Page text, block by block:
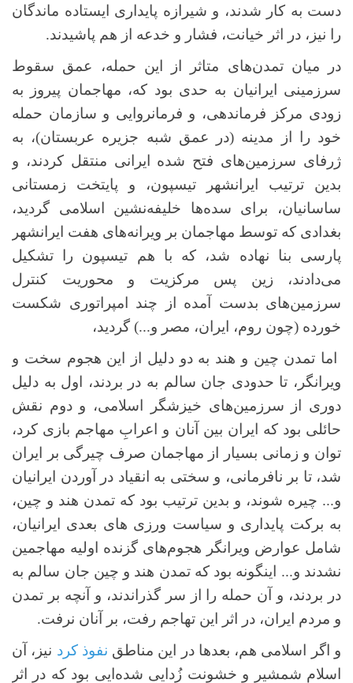
دست به کار شدند، و شیرازه پایداری ایستاده ماندگان
را نیز، در اثر خیانت، فشار و خدعه از هم پاشیدند.
در میان تمدن‌های متاثر از این حمله، عمق سقوط
سرزمینی ایرانیان به حدی بود که، مهاجمان پیروز به
زودی مرکز فرماندهی، و فرمانروایی و سازمان حمله
خود را از مدینه (در عمق شبه جزیره عربستان)، به
ژرفای سرزمین‌های فتح شده ایرانی منتقل کردند، و
بدین ترتیب ایرانشهر تیسپون، و پایتخت زمستانی
ساسانیان، برای سده‌ها خلیفه‌نشین اسلامی گردید،
بغدادی که توسط مهاجمان بر ویرانه‌های هفت ایرانشهر
پارسی بنا نهاده شد، که با هم تیسپون را تشکیل
می‌دادند، زین پس مرکزیت و محوریت کنترل
سرزمین‌های بدست آمده از چند امپراتوری شکست
خورده (چون روم، ایران، مصر و...) گردید،
اما تمدن چین و هند به دو دلیل از این هجوم سخت و
ویرانگر، تا حدودی جان سالم به در بردند، اول به دلیل
دوری از سرزمین‌های خیزشگر اسلامی، و دوم نقش
حائلی بود که ایران بین آنان و اعرابِ مهاجم بازی کرد،
توان و زمانی بسیار از مهاجمان صرف چیرگی بر ایران
شد، تا بر نافرمانی، و سختی به انقیاد در آوردن ایرانیان
و... چیره شوند، و بدین ترتیب بود که تمدن هند و چین،
به برکت پایداری و سیاست ورزی های بعدی ایرانیان،
شامل عوارض ویرانگر هجوم‌های گزنده اولیه مهاجمین
نشدند و... اینگونه بود که تمدن هند و چین جان سالم به
در بردند، و آن حمله را از سر گذراندند، و آنچه بر تمدن
و مردم ایران، در اثر این تهاجم رفت، بر آنان نرفت.
و اگر اسلامی هم، بعدها در این مناطق نفوذ کرد نیز، آن
اسلامِ شمشیر و خشونت زُدایی شده‌ایی بود که در اثر